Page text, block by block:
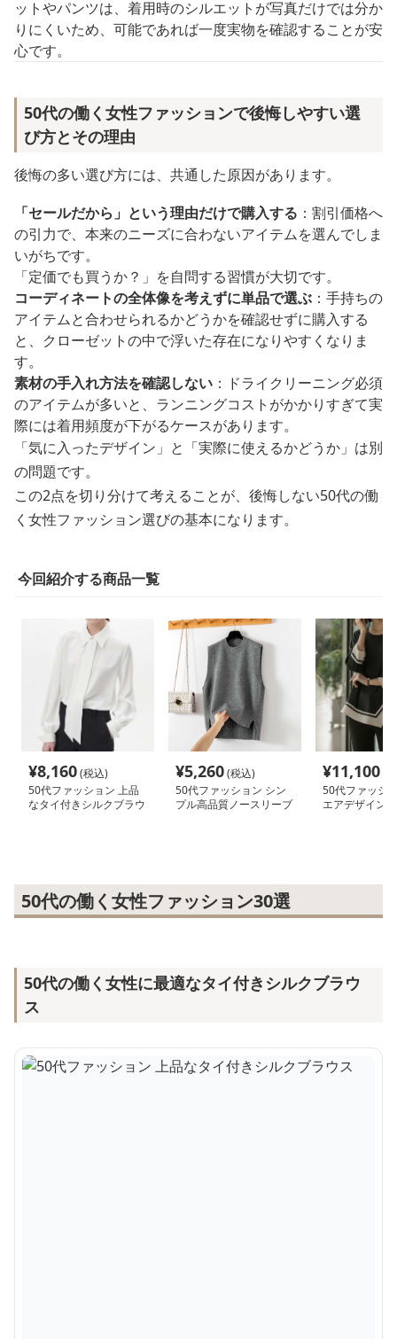
ットやパンツは、着用時のシルエットが写真だけでは分か
りにくいため、可能であれば一度実物を確認することが安
心です。
50代の働く女性ファッションで後悔しやすい選
び方とその理由
後悔の多い選び方には、共通した原因があります。
「セールだから」という理由だけで購入する ：割引価格へ
の引力で、本来のニーズに合わないアイテムを選んでしま
いがちです。
「定価でも買うか？」を自問する習慣が大切です。
コーディネートの全体像を考えずに単品で選ぶ ：手持ちの
アイテムと合わせられるかどうかを確認せずに購入する
と、クローゼットの中で浮いた存在になりやすくなりま
す。
素材の手入れ方法を確認しない ：ドライクリーニング必須
のアイテムが多いと、ランニングコストがかかりすぎて実
際には着用頻度が下がるケースがあります。
「気に入ったデザイン」と「実際に使えるかどうか」は別
の問題です。
この2点を切り分けて考えることが、後悔しない50代の働
く女性ファッション選びの基本になります。
今回紹介する商品一覧
¥8,160(税込)
50代ファッション 上品
なタイ付きシルクブラウ
¥5,260(税込)
50代ファッション シン
プル高品質ノースリーブ
¥11,100
50代ファッシ
エアデザイン
50代の働く女性ファッション30選
50代の働く女性に最適なタイ付きシルクブラウ
ス